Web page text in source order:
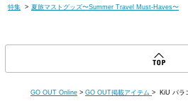
特集 > 夏旅マストグッズ〜Summer Travel Must-Haves〜
GO OUT Online > GO OUT掲載アイテム > KiU パラ